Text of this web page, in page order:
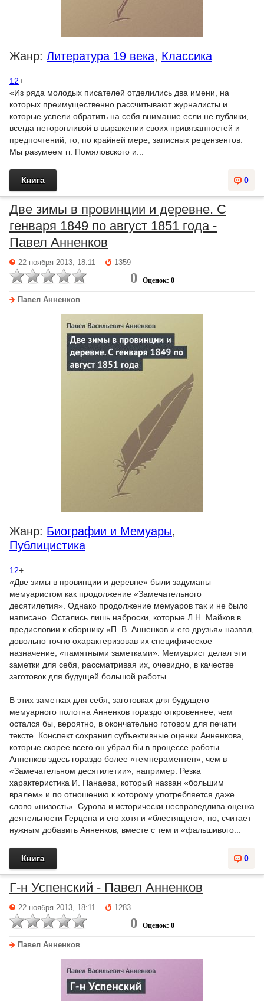
Жанр: Литература 19 века, Классика
12+
«Из ряда молодых писателей отделились два имени, на
которых преимущественно рассчитывают журналисты и
которые успели обратить на себя внимание если не публики,
всегда неторопливой в выражении своих привязанностей и
предпочтений, то, по крайней мере, записных рецензентов.
Мы разумеем гг. Помяловского и...
0
Книга
Две зимы в провинции и деревне. С
генваря 1849 по август 1851 года -
Павел Анненков
22 ноября 2013, 18:11 1359
0 Оценок: 0
Павел Анненков
Жанр: Биографии и Мемуары,
Публицистика
12+
«Две зимы в провинции и деревне» были задуманы
мемуаристом как продолжение «Замечательного
десятилетия». Однако продолжение мемуаров так и не было
написано. Остались лишь наброски, которые Л.Н. Майков в
предисловии к сборнику «П. В. Анненков и его друзья» назвал,
довольно точно охарактеризовав их специфическое
назначение, «памятными заметками». Мемуарист делал эти
заметки для себя, рассматривая их, очевидно, в качестве
заготовок для будущей большой работы.
В этих заметках для себя, заготовках для будущего
мемуарного полотна Анненков гораздо откровеннее, чем
остался бы, вероятно, в окончательно готовом для печати
тексте. Конспект сохранил субъективные оценки Анненкова,
которые скорее всего он убрал бы в процессе работы.
Анненков здесь гораздо более «темпераментен», чем в
«Замечательном десятилетии», например. Резка
характеристика И. Панаева, который назван «большим
вралем» и по отношению к которому употребляется даже
слово «низость». Сурова и исторически несправедлива оценка
деятельности Герцена и его хотя и «блестящего», но, считает
нужным добавить Анненков, вместе с тем и «фальшивого...
0
Книга
Г-н Успенский - Павел Анненков
22 ноября 2013, 18:11 1283
0 Оценок: 0
Павел Анненков